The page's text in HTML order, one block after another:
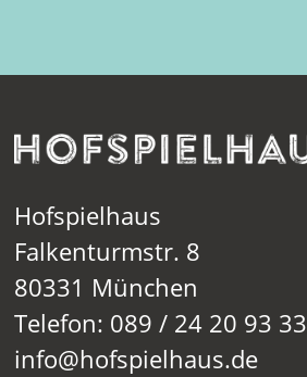
Hofspielhaus
Falkenturmstr. 8
80331 München
Telefon: 089 / 24 20 93 33
info@hofspielhaus.de